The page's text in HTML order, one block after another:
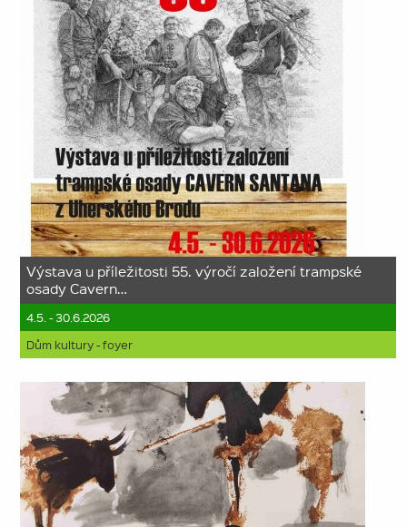
Výstava u příležitosti 55. výročí založení trampské
osady Cavern…
4.5. - 30.6.2026
Dům kultury - foyer